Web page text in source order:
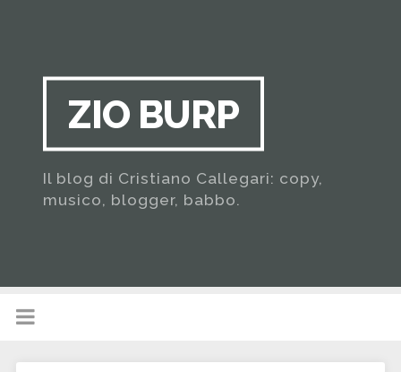
ZIO BURP
Il blog di Cristiano Callegari: copy,
musico, blogger, babbo.